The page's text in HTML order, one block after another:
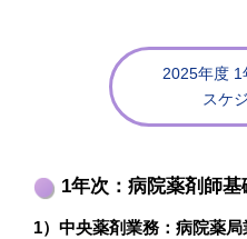
2025年度 1
スケ
1年次：病院薬剤師基
1）中央薬剤業務：病院薬